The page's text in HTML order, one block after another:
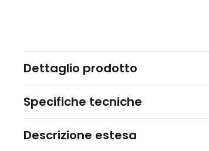
Dettaglio prodotto
Specifiche tecniche
Descrizione estesa